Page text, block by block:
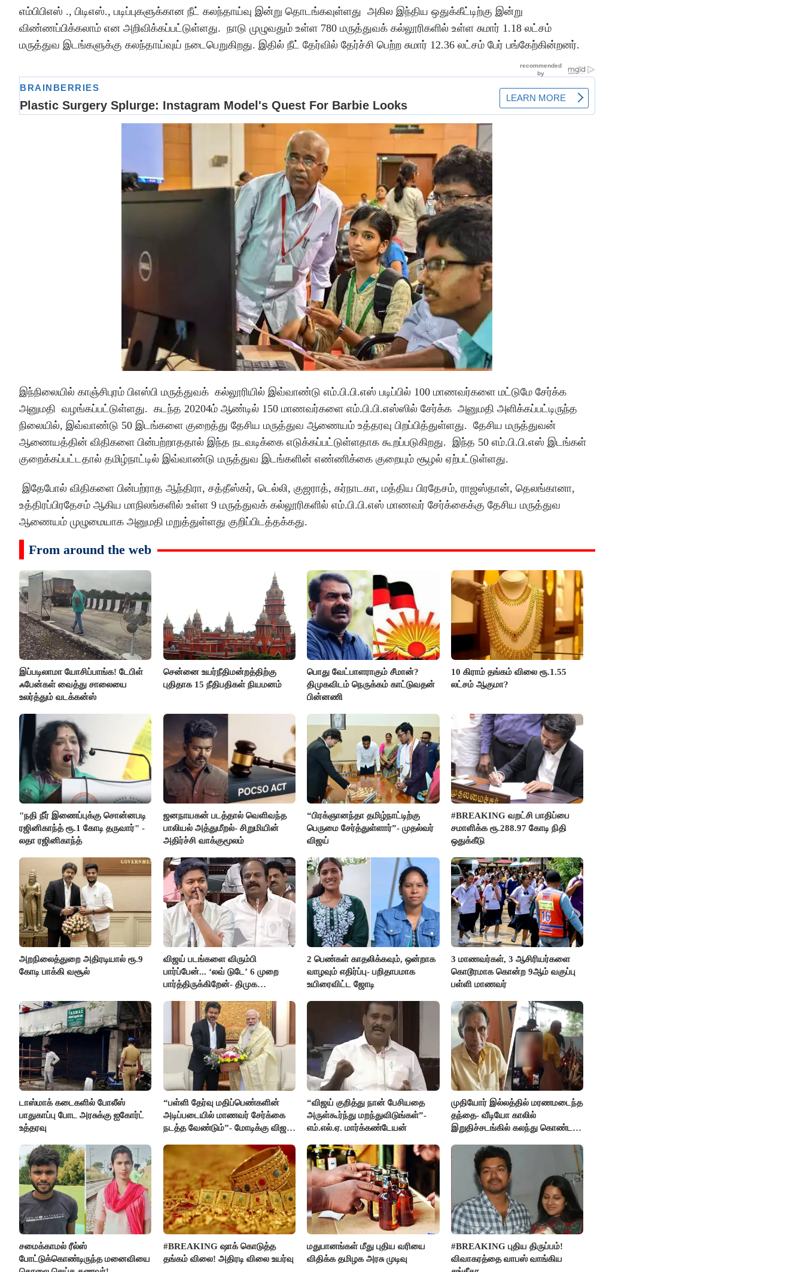
எம்பிபிஎஸ் ., பிடிஎஸ்., படிப்புகளுக்கான நீட் கலந்தாய்வு இன்று தொடங்கவுள்ளது அகில இந்திய ஒதுக்கீட்டிற்கு இன்று
விண்ணப்பிக்கலாம் என அறிவிக்கப்பட்டுள்ளது. நாடு முழுவதும் உள்ள 780 மருத்துவக் கல்லூரிகளில் உள்ள சுமார் 1.18 லட்சம்
மருத்துவ இடங்களுக்கு கலந்தாய்வுய் நடைபெறுகிறது. இதில் நீட் தேர்வில் தேர்ச்சி பெற்ற சுமார் 12.36 லட்சம் பேர் பங்கேற்கின்றனர்.
இந்நிலையில் காஞ்சிபுரம் பிஎஸ்பி மருத்துவக் கல்லூரியில் இவ்வாண்டு எம்.பி.பி.எஸ் படிப்பில் 100 மாணவர்களை மட்டுமே சேர்க்க
அனுமதி வழங்கப்பட்டுள்ளது. கடந்த 20204ம் ஆண்டில் 150 மாணவர்களை எம்.பி.பி.எஸ்ஸில் சேர்க்க அனுமதி அளிக்கப்பட்டிருந்த
நிலையில், இவ்வாண்டு 50 இடங்களை குறைத்து தேசிய மருத்துவ ஆணையம் உத்தரவு பிறப்பித்துள்ளது. தேசிய மருத்துவன்
ஆணையத்தின் விதிகளை பின்பற்றாததால் இந்த நடவடிக்கை எடுக்கப்பட்டுள்ளதாக கூறப்படுகிறது. இந்த 50 எம்.பி.பி.எஸ் இடங்கள்
குறைக்கப்பட்டதால் தமிழ்நாட்டில் இவ்வாண்டு மருத்துவ இடங்களின் எண்ணிக்கை குறையும் சூழல் ஏற்பட்டுள்ளது.
இதேபோல் விதிகளை பின்பற்ராத ஆந்திரா, சத்தீஸ்கர், டெல்லி, குஜராத், கர்நாடகா, மத்திய பிரதேசம், ராஜஸ்தான், தெலங்கானா,
உத்திரப்பிரதேசம் ஆகிய மாநிலங்களில் உள்ள 9 மருத்துவக் கல்லூரிகளில் எம்.பி.பி.எஸ் மாணவர் சேர்க்கைக்கு தேசிய மருத்துவ
ஆணையம் முழுமையாக அனுமதி மறுத்துள்ளது குறிப்பிடத்தக்கது.
From around the web
இப்படிலாமா யோசிப்பாங்க! டேபிள்
ஃபேன்கள் வைத்து சாலையை
உலர்த்தும் வடக்கன்ஸ்
சென்னை உயர்நீதிமன்றத்திற்கு
புதிதாக 15 நீதிபதிகள் நியமனம்
பொது வேட்பாளராகும் சீமான்?
திமுகவிடம் நெருக்கம் காட்டுவதன்
பின்னணி
10 கிராம் தங்கம் விலை ரூ.1.55
லட்சம் ஆகுமா?
"நதி நீர் இணைப்புக்கு சொன்னபடி
ரஜினிகாந்த் ரூ.1 கோடி தருவார்" -
லதா ரஜினிகாந்த்
ஜனநாயகன் படத்தால் வெளிவந்த
பாலியல் அத்துமீறல்- சிறுமியின்
அதிர்ச்சி வாக்குமூலம்
“பிரக்ஞானந்தா தமிழ்நாட்டிற்கு
பெருமை சேர்த்துள்ளார்”- முதல்வர்
விஜய்
#BREAKING வறட்சி பாதிப்பை
சமாளிக்க ரூ.288.97 கோடி நிதி
ஒதுக்கீடு
அறநிலைத்துறை அதிரடியால் ரூ.9
கோடி பாக்கி வசூல்
விஜய் படங்களை விரும்பி
பார்ப்பேன்... ‘லவ் டுடே’ 6 முறை
பார்த்திருக்கிறேன்- திமுக
2 பெண்கள் காதலிக்கவும், ஒன்றாக
வாழவும் எதிர்ப்பு- பறிதாபமாக
உயிரைவிட்ட ஜோடி
3 மாணவர்கள், 3 ஆசிரியர்களை
கொடூரமாக கொன்ற 9ஆம் வகுப்பு
பள்ளி மாணவர்
டாஸ்மாக் கடைகளில் போலீஸ்
பாதுகாப்பு போட அரசுக்கு ஐகோர்ட்
உத்தரவு
“பள்ளி தேர்வு மதிப்பெண்களின்
அடிப்படையில் மாணவர் சேர்க்கை
நடத்த வேண்டும்”- மோடிக்கு விஜய்
“விஜய் குறித்து நான் பேசியதை
அருள்கூர்ந்து மறந்துவிடுங்கள்”-
எம்.எல்.ஏ. மார்க்கண்டேயன்
முதியோர் இல்லத்தில் மரணமடைந்த
தந்தை- வீடியோ காலில்
இறுதிச்சடங்கில் கலந்து கொண்ட
சமைக்காமல் ரீல்ஸ்
போட்டுக்கொண்டிருந்த மனைவியை
#BREAKING ஷாக் கொடுத்த
தங்கம் விலை! அதிரடி விலை உயர்வு
மதுபானங்கள் மீது புதிய வரியை
விதிக்க தமிழக அரசு முடிவு
#BREAKING புதிய திருப்பம்!
விவாகரத்தை வாபஸ் வாங்கிய